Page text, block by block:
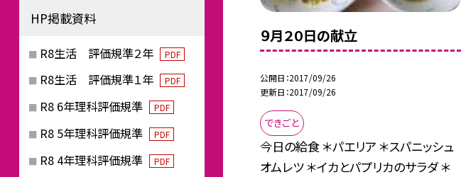
９月２０日の献立
公開日 2017/09/26
更新日 2017/09/26
できごと
今日の給食 ＊パエリア ＊スパニッシュ
オムレツ ＊イカとパプリカのサラダ ＊
HP掲載資料
R8生活 評価規準２年 PDF
R8生活 評価規準１年 PDF
R8 6年理科評価規準 PDF
R8 5年理科評価規準 PDF
R8 4年理科評価規準 PDF